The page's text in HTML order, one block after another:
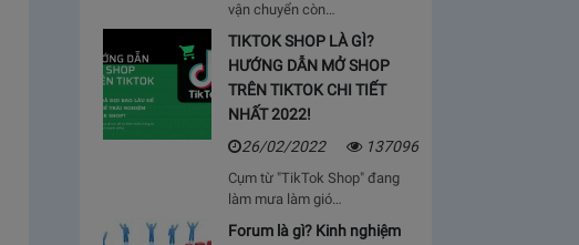
vận chuyển còn…
TIKTOK SHOP LÀ GÌ?
HƯỚNG DẪN MỞ SHOP
TRÊN TIKTOK CHI TIẾT
NHẤT 2022!
26/02/2022
137096
Cụm từ "TikTok Shop" đang
làm mưa làm gió…
Forum là gì? Kinh nghiệm